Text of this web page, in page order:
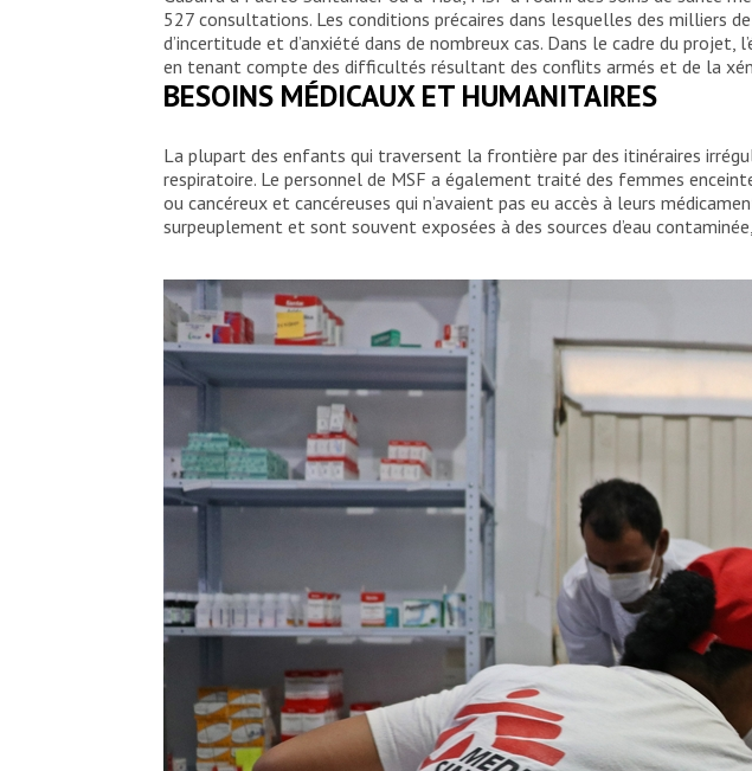
527 consultations. Les conditions précaires dans lesquelles des milliers
d’incertitude et d’anxiété dans de nombreux cas. Dans le cadre du
en tenant compte des difficultés résultant des conflits armés et de la
BESOINS MÉDICAUX ET HUMANITAIRES
La plupart des enfants qui traversent la frontière par des itinéraires
respiratoire. Le personnel de MSF a également traité des femmes
ou cancéreux et cancéreuses qui n’avaient pas eu accès à leurs
surpeuplement et sont souvent exposées à des sources d’eau